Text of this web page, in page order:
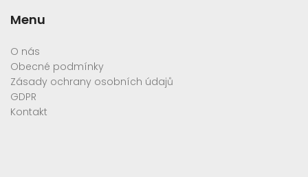
Menu
O nás
Obecné podmínky
Zásady ochrany osobních údajů
GDPR
Kontakt